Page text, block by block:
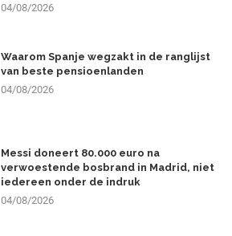
04/08/2026
Waarom Spanje wegzakt in de ranglijst
van beste pensioenlanden
04/08/2026
Messi doneert 80.000 euro na
verwoestende bosbrand in Madrid, niet
iedereen onder de indruk
04/08/2026